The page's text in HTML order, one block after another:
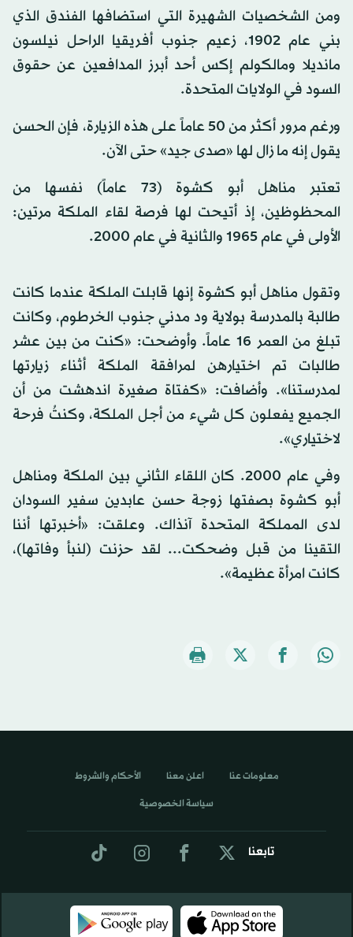
ومن الشخصيات الشهيرة التي استضافها الفندق الذي
بني عام 1902، زعيم جنوب أفريقيا الراحل نيلسون
مانديلا ومالكولم إكس أحد أبرز المدافعين عن حقوق
السود في الولايات المتحدة.
ورغم مرور أكثر من 50 عاماً على هذه الزيارة، فإن الحسن
يقول إنه ما زال لها «صدى جيد» حتى الآن.
تعتبر مناهل أبو كشوة (73 عاماً) نفسها من
المحظوظين، إذ أتيحت لها فرصة لقاء الملكة مرتين:
الأولى في عام 1965 والثانية في عام 2000.
وتقول مناهل أبو كشوة إنها قابلت الملكة عندما كانت
طالبة بالمدرسة بولاية ود مدني جنوب الخرطوم، وكانت
تبلغ من العمر 16 عاماً. وأوضحت: «كنت من بين عشر
طالبات تم اختيارهن لمرافقة الملكة أثناء زيارتها
لمدرستنا». وأضافت: «كفتاة صغيرة اندهشت من أن
الجميع يفعلون كل شيء من أجل الملكة، وكنتُ فرحة
لاختياري».
وفي عام 2000. كان اللقاء الثاني بين الملكة ومناهل
أبو كشوة بصفتها زوجة حسن عابدين سفير السودان
لدى المملكة المتحدة آنذاك. وعلقت: «أخبرتها أننا
التقينا من قبل وضحكت... لقد حزنت (لنبأ وفاتها)،
كانت امرأة عظيمة».
تابعنا
معلومات عنا اعلن معنا الأحكام والشروط
سياسة الخصوصية